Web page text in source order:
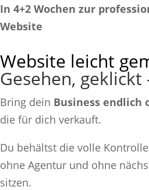
In 4+2 Wochen zur
Website
Website leicht
Gesehen, geklickt
Bring dein Business endlich
die für dich verkauft.
Du behältst die volle
ohne Agentur und ohne
sitzen.